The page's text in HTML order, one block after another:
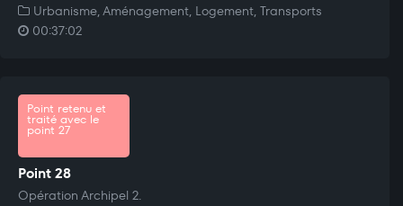
Urbanisme, Aménagement, Logement, Transports
00:37:02
Point retenu et
traité avec le
point 27
Point 28
Opération Archipel 2.